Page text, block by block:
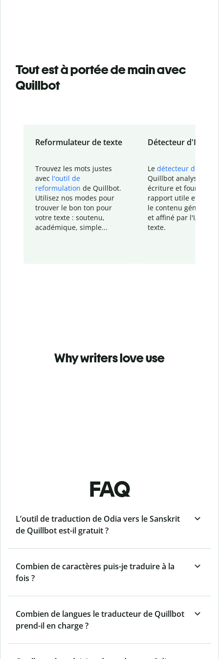
Tout est à portée de main avec
Quillbot
Reformulateur de texte
Trouvez les mots justes
avec l'outil de
reformulation de Quillbot.
Utilisez nos modes pour
trouver le bon ton pour
votre texte : soutenu,
académique, simple...
Détecteur d'IA
Le détecteur d'IA
Quillbot analyse votre
écriture et fournit un
rapport utile et
le contenu généré
et affiné par l'IA
texte.
Why writers love use
FAQ
L’outil de traduction de Odia vers le Sanskrit
de Quillbot est-il gratuit ?
Combien de caractères puis-je traduire à la
fois ?
Combien de langues le traducteur de Quillbot
prend-il en charge ?